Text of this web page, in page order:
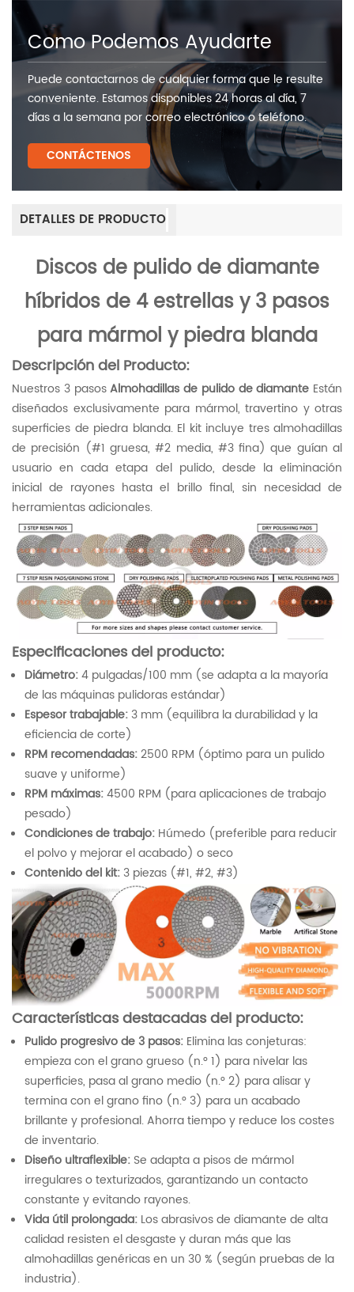
Como Podemos Ayudarte
Puede contactarnos de cualquier forma que le resulte
conveniente. Estamos disponibles 24 horas al día, 7
días a la semana por correo electrónico o teléfono.
CONTÁCTENOS
DETALLES DE PRODUCTO
Discos de pulido de diamante
híbridos de 4 estrellas y 3 pasos
para mármol y piedra blanda
Descripción del Producto:
Nuestros 3 pasosAlmohadillas de pulido de diamante Están
diseñados exclusivamente para mármol, travertino y otras
superficies de piedra blanda. El kit incluye tres almohadillas
de precisión (#1 gruesa, #2 media, #3 fina) que guían al
usuario en cada etapa del pulido, desde la eliminación
inicial de rayones hasta el brillo final, sin necesidad de
herramientas adicionales.
Especificaciones del producto:
Diámetro:4 pulgadas/100 mm (se adapta a la mayoría
de las máquinas pulidoras estándar)
Espesor trabajable: 3 mm (equilibra la durabilidad y la
eficiencia de corte)
RPM recomendadas:2500 RPM (óptimo para un pulido
suave y uniforme)
RPM máximas:4500 RPM (para aplicaciones de trabajo
pesado)
Condiciones de trabajo: Húmedo (preferible para reducir
el polvo y mejorar el acabado) o seco
Contenido del kit: 3 piezas (#1, #2, #3)
Características destacadas del producto:
Pulido progresivo de 3 pasos: Elimina las conjeturas:
empieza con el grano grueso (n.° 1) para nivelar las
superficies, pasa al grano medio (n.° 2) para alisar y
termina con el grano fino (n.° 3) para un acabado
brillante y profesional. Ahorra tiempo y reduce los costes
de inventario.
Diseño ultraflexible: Se adapta a pisos de mármol
irregulares o texturizados, garantizando un contacto
constante y evitando rayones.
Vida útil prolongada: Los abrasivos de diamante de alta
calidad resisten el desgaste y duran más que las
almohadillas genéricas en un 30 % (según pruebas de la
industria).